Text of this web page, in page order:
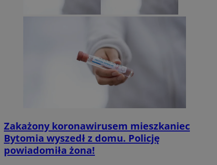
Zakażony koronawirusem mieszkaniec
Bytomia wyszedł z domu. Policję
powiadomiła żona!